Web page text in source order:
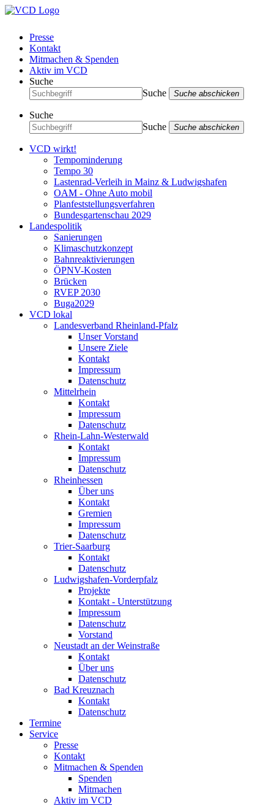
Presse
Kontakt
Mitmachen & Spenden
Aktiv im VCD
Suche
Suche
Suche abschicken
Suche
Suche
Suche abschicken
VCD wirkt!
Tempominderung
Tempo 30
Lastenrad-Verleih in Mainz & Ludwigshafen
OAM - Ohne Auto mobil
Planfeststellungsverfahren
Bundesgartenschau 2029
Landespolitik
Sanierungen
Klimaschutzkonzept
Bahnreaktivierungen
ÖPNV-Kosten
Brücken
RVEP 2030
Buga2029
VCD lokal
Landesverband Rheinland-Pfalz
Unser Vorstand
Unsere Ziele
Kontakt
Impressum
Datenschutz
Mittelrhein
Kontakt
Impressum
Datenschutz
Rhein-Lahn-Westerwald
Kontakt
Impressum
Datenschutz
Rheinhessen
Über uns
Kontakt
Gremien
Impressum
Datenschutz
Trier-Saarburg
Kontakt
Datenschutz
Ludwigshafen-Vorderpfalz
Projekte
Kontakt - Unterstützung
Impressum
Datenschutz
Vorstand
Neustadt an der Weinstraße
Kontakt
Über uns
Datenschutz
Bad Kreuznach
Kontakt
Datenschutz
Termine
Service
Presse
Kontakt
Mitmachen & Spenden
Spenden
Mitmachen
Aktiv im VCD